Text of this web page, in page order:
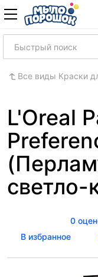
Все виды Краски
L'Oreal
0
В избранное